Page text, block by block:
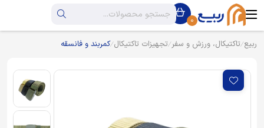
0
ربیع تاکتیکال، ورزش و سفر تجهیزات تاکتیکال کمربند و فانسقه